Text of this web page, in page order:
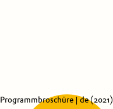
Programmbroschüre | de (2021)